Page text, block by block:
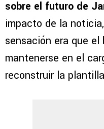
sobre el futuro de
impacto de la
sensación era que el
mantenerse en el
reconstruir la